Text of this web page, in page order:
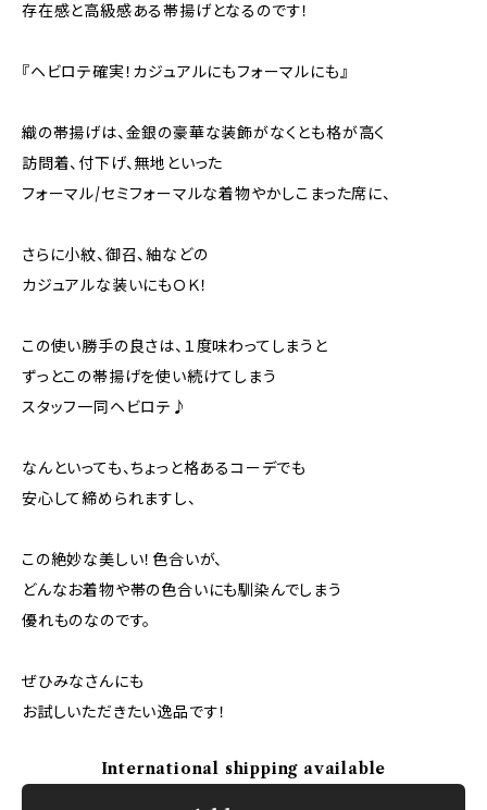
存在感と高級感ある帯揚げとなるのです！
『ヘビロテ確実！カジュアルにもフォーマルにも』
織の帯揚げは、金銀の豪華な装飾がなくとも格が高く
訪問着、付下げ、無地といった
フォーマル/セミフォーマルな着物やかしこまった席に、
さらに小紋、御召、紬などの
カジュアルな装いにもＯＫ！
この使い勝手の良さは、１度味わってしまうと
ずっとこの帯揚げを使い続けてしまう
スタッフ一同ヘビロテ♪
なんといっても、ちょっと格あるコーデでも
安心して締められますし、
この絶妙な美しい！色合いが、
どんなお着物や帯の色合いにも馴染んでしまう
優れものなのです。
ぜひみなさんにも
お試しいただきたい逸品です！
International shipping available